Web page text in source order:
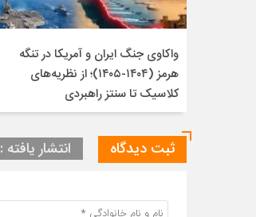
واکاوی جنگ ایران و آمریکا در تنگه
هرمز (۱۴۰۴-۱۴۰۵)؛ از نظریه‌های
کلاسیک تا سنتز راهبردی
ثبت دیدگاه انتشار یافته : ۰